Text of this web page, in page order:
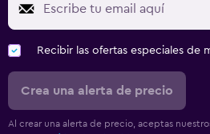
Recibir las ofertas especiales de
Crea una alerta de precio
Al crear una alerta de precio, aceptas